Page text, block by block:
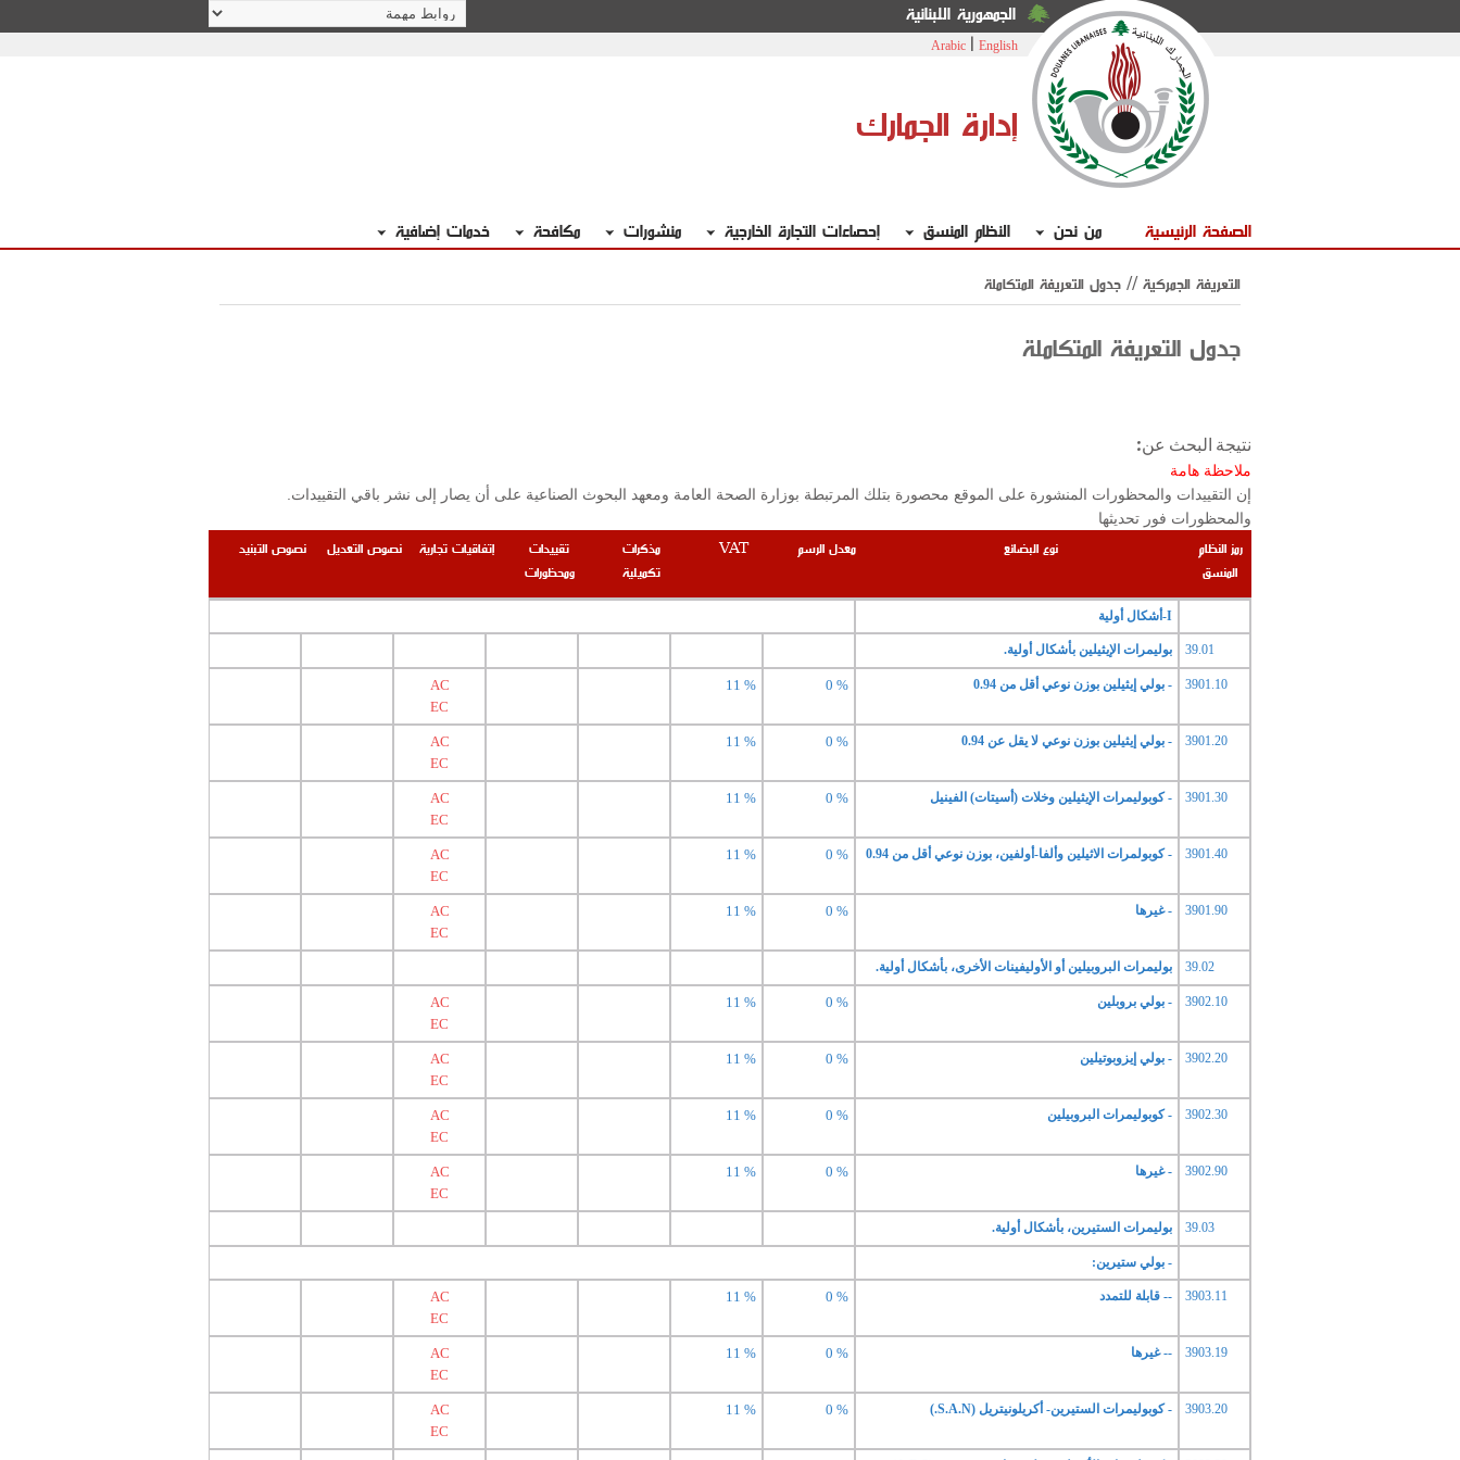
الجمهورية اللبنانية
Arabic English
إدارة الجمارك
الصفحة الرئيسية من نحن النظام المنسق إحصاءات التجارة الخارجية منشورات مكافحة خدمات إضافية
التعريفة الجمركية // جدول التعريفة المتكاملة
جدول التعريفة المتكاملة
نتيجة البحث عن:
ملاحظة هامة
والمحظورات فور تحديثها
رمز النظام
المنسق
نوع البضائع معدل الرسم VAT
مذكرات
تكميلية
تقييدات
ومحظورات
إتفاقيات تجارية نصوص التعديل نصوص التبنيد
I-أشكال أولية
39.01 بوليمرات الإيثيلين بأشكال أولية.
3901.10 - بولي إيثيلين بوزن نوعي أقل من 0.94 0 %
11 %
AC
EC
3901.20 - بولي إيثيلين بوزن نوعي لا يقل عن 0.94 0 %
11 %
AC
EC
3901.30 - كوبوليمرات الإيثيلين وخلات (أسيتات) الفينيل 0 %
11 %
AC
EC
3901.40 - كوبولمرات الاثيلين وألفا-أولفين، بوزن نوعي أقل من 0.94 0 %
11 %
AC
EC
3901.90 - غيرها 0 %
11 %
AC
EC
39.02 بوليمرات البروبيلين أو الأوليفينات الأخرى، بأشكال أولية.
3902.10 - بولي بروبلين 0 %
11 %
AC
EC
3902.20 - بولي إيزوبوتيلين 0 %
11 %
AC
EC
3902.30 - كوبوليمرات البروبيلين 0 %
11 %
AC
EC
3902.90 - غيرها 0 %
11 %
AC
EC
39.03 بوليمرات الستيرين، بأشكال أولية.
- بولي ستيرين:
3903.11 -- قابلة للتمدد 0 %
11 %
AC
EC
3903.19 -- غيرها 0 %
11 %
AC
EC
3903.20 - كوبوليمرات الستيرين- أكريلونيتريل (S.A.N.) 0 %
11 %
AC
EC